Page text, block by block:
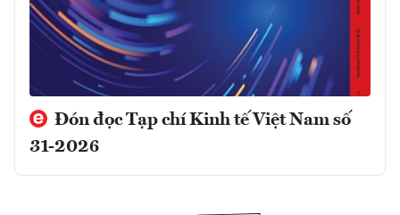
Đón đọc Tạp chí Kinh tế Việt Nam số
31-2026